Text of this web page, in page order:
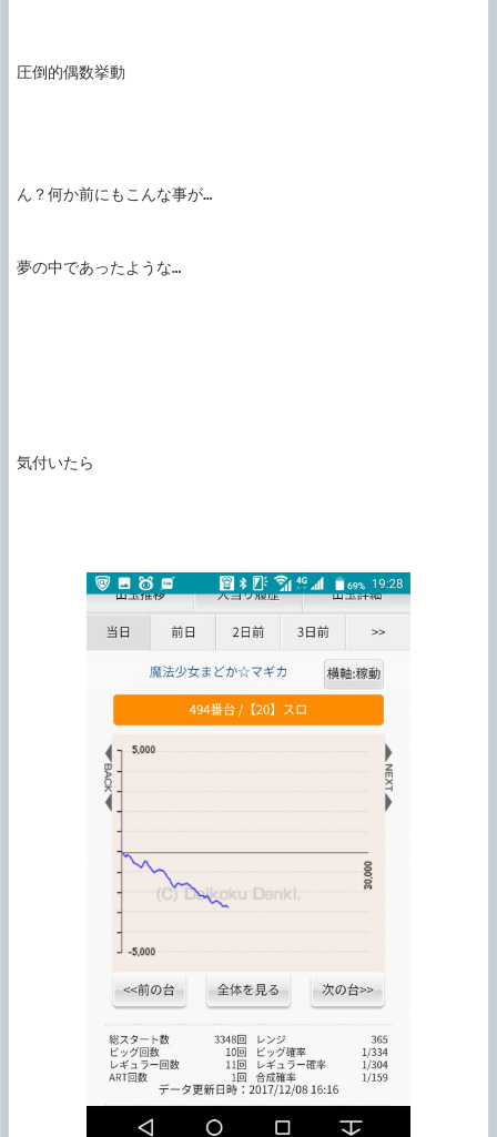
圧倒的偶数挙動
ん？何か前にもこんな事が…
夢の中であったような…
気付いたら